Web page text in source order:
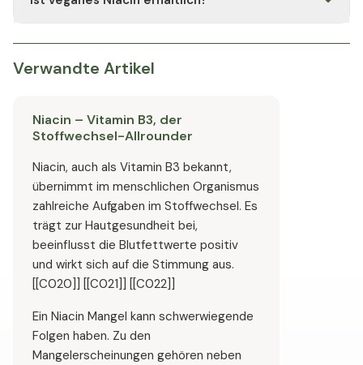
Tabletten ohne tierische Bestandteile sind auf dem
Markt verfügbar.
Verwandte Artikel
Niacin – Vitamin B3, der
Stoffwechsel-Allrounder
Niacin, auch als Vitamin B3 bekannt,
übernimmt im menschlichen Organismus
zahlreiche Aufgaben im Stoffwechsel. Es
trägt zur Hautgesundheit bei,
beeinflusst die Blutfettwerte positiv
und wirkt sich auf die Stimmung aus.
[[C020]] [[C021]] [[C022]]
Ein Niacin Mangel kann schwerwiegende
Folgen haben. Zu den
Mangelerscheinungen gehören neben